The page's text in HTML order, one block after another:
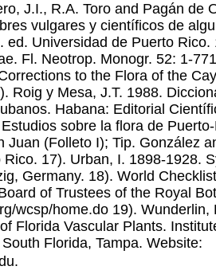
J.I., R.A. Toro and Pagán de
vulgares y científicos de
ed. Universidad de Puerto Rico.
Fl. Neotrop. Monogr. 52: 1-
to the Flora of the
Roig y Mesa, J.T. 1988.
Habana: Editorial
sobre la flora de
Juan (Folleto I); Tip. González
17). Urban, I. 1898-1928.
Germany. 18). World
of Trustees of the Royal
wcsp/home.do 19). Wunderlin,
Florida Vascular Plants.
Florida, Tampa. Website: